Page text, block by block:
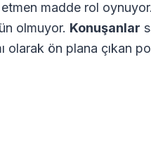
madde rol
olmuyor. Konuşanlar
ön plana çıkan